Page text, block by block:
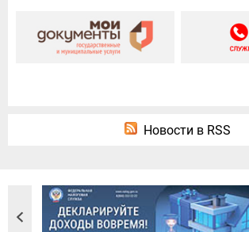
Новости в RSS